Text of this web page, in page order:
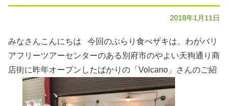
2018年1月11日
みなさんこんにちは 今回のぶらり食べザキは、わがバリ
アフリーツアーセンターのある別府市のやよい天狗通り商
店街に昨年オープンしたばかりの「Volcano」さんのご紹